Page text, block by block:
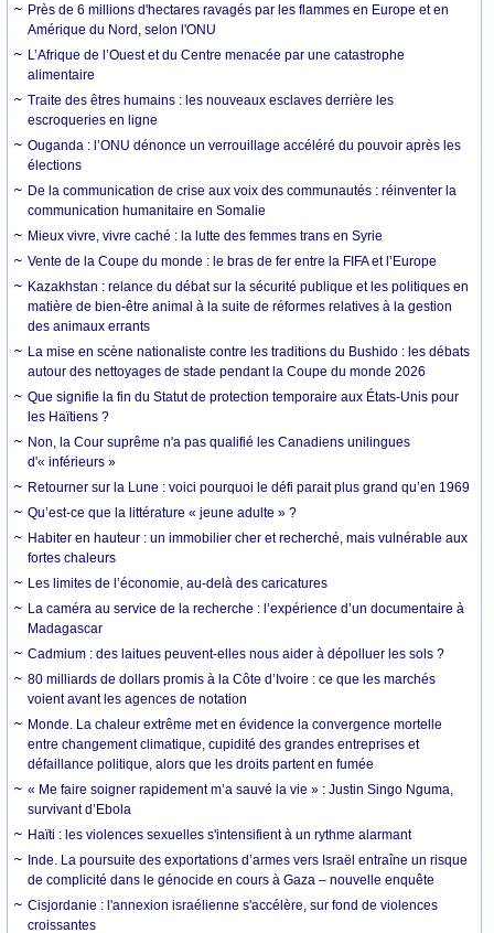
Près de 6 millions d'hectares ravagés par les flammes en Europe et en
Amérique du Nord, selon l'ONU
L’Afrique de l’Ouest et du Centre menacée par une catastrophe
alimentaire
Traite des êtres humains : les nouveaux esclaves derrière les
escroqueries en ligne
Ouganda : l’ONU dénonce un verrouillage accéléré du pouvoir après les
élections
De la communication de crise aux voix des communautés : réinventer la
communication humanitaire en Somalie
Mieux vivre, vivre caché : la lutte des femmes trans en Syrie
Vente de la Coupe du monde : le bras de fer entre la FIFA et l’Europe
Kazakhstan : relance du débat sur la sécurité publique et les politiques en
matière de bien-être animal à la suite de réformes relatives à la gestion
des animaux errants
La mise en scène nationaliste contre les traditions du Bushido : les débats
autour des nettoyages de stade pendant la Coupe du monde 2026
Que signifie la fin du Statut de protection temporaire aux États-Unis pour
les Haïtiens ?
Non, la Cour suprême n'a pas qualifié les Canadiens unilingues
d'« inférieurs »
Retourner sur la Lune : voici pourquoi le défi parait plus grand qu’en 1969
Qu’est-ce que la littérature « jeune adulte » ?
Habiter en hauteur : un immobilier cher et recherché, mais vulnérable aux
fortes chaleurs
Les limites de l’économie, au-delà des caricatures
La caméra au service de la recherche : l’expérience d’un documentaire à
Madagascar
Cadmium : des laitues peuvent-elles nous aider à dépolluer les sols ?
80 milliards de dollars promis à la Côte d’Ivoire : ce que les marchés
voient avant les agences de notation
Monde. La chaleur extrême met en évidence la convergence mortelle
entre changement climatique, cupidité des grandes entreprises et
défaillance politique, alors que les droits partent en fumée
« Me faire soigner rapidement m’a sauvé la vie » : Justin Singo Nguma,
survivant d’Ebola
Haïti : les violences sexuelles s'intensifient à un rythme alarmant
Inde. La poursuite des exportations d’armes vers Israël entraîne un risque
de complicité dans le génocide en cours à Gaza – nouvelle enquête
Cisjordanie : l'annexion israélienne s'accélère, sur fond de violences
croissantes